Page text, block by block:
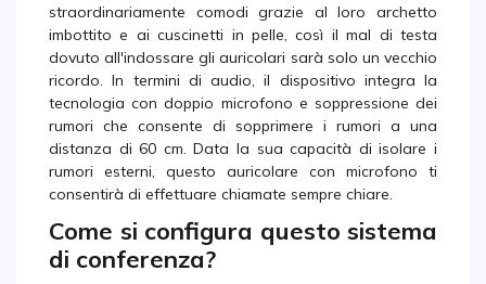
straordinariamente comodi grazie al loro archetto
imbottito e ai cuscinetti in pelle, così il mal di testa
dovuto all'indossare gli auricolari sarà solo un vecchio
ricordo. In termini di audio, il dispositivo integra la
tecnologia con doppio microfono e soppressione dei
rumori che consente di sopprimere i rumori a una
distanza di 60 cm. Data la sua capacità di isolare i
rumori esterni, questo auricolare con microfono ti
consentirà di effettuare chiamate sempre chiare.
Come si configura questo sistema
di conferenza?